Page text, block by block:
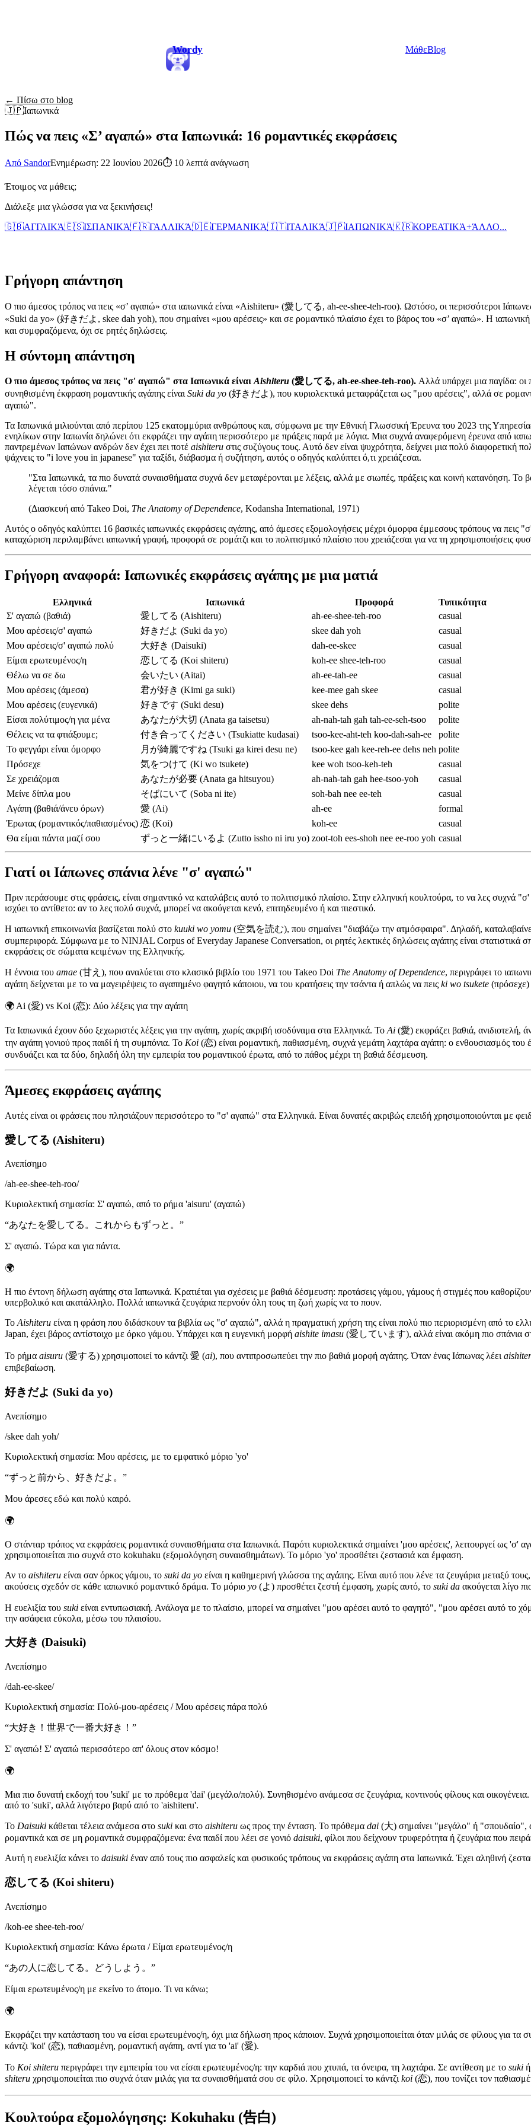
Wordy ΜάθεBlog
← Πίσω στο blog
🇯🇵Ιαπωνικά
Πώς να πεις «Σ’ αγαπώ» στα Ιαπωνικά: 16 ρομαντικές εκφράσεις
Από SandorΕνημέρωση: 22 Ιουνίου 2026⏱ 10 λεπτά ανάγνωση
Έτοιμος να μάθεις;
Διάλεξε μια γλώσσα για να ξεκινήσεις!
🇬🇧ΑΓΓΛΙΚΆ🇪🇸ΙΣΠΑΝΙΚΆ🇫🇷ΓΑΛΛΙΚΆ🇩🇪ΓΕΡΜΑΝΙΚΆ🇮🇹ΙΤΑΛΙΚΆ🇯🇵ΙΑΠΩΝΙΚΆ🇰🇷ΚΟΡΕΑΤΙΚΆ+ΆΛΛΟ...
Γρήγορη απάντηση
Ο πιο άμεσος τρόπος να πεις «σ’ αγαπώ» στα ιαπωνικά είναι «Aishiteru» (愛してる, ah-ee-shee-teh-roo). Ωστόσο, οι περισσότεροι
«Suki da yo» (好きだよ, skee dah yoh), που σημαίνει «μου αρέσεις» και σε ρομαντικό πλαίσιο έχει το βάρος του «σ’ αγαπώ». Η
και συμφραζόμενα, όχι σε ρητές δηλώσεις.
Η σύντομη απάντηση
Ο πιο άμεσος τρόπος να πεις "σ' αγαπώ" στα Ιαπωνικά είναιAishiteru (愛してる, ah-ee-shee-teh-roo). Αλλά υπάρχει μια παγίδα:
συνηθισμένη έκφραση ρομαντικής αγάπης είναιSuki da yo (好きだよ), που κυριολεκτικά μεταφράζεται ως "μου αρέσεις", αλλά σε
αγαπώ".
Τα Ιαπωνικά μιλιούνται από περίπου 125 εκατομμύρια ανθρώπους και, σύμφωνα με την Εθνική Γλωσσική Έρευνα του 2023 της
ενηλίκων στην Ιαπωνία δηλώνει ότι εκφράζει την αγάπη περισσότερο με πράξεις παρά με λόγια. Μια συχνά αναφερόμενη έρευνα από
παντρεμένων Ιαπώνων ανδρών δεν έχει πει ποτέ aishiteru στις συζύγους τους. Αυτό δεν είναι ψυχρότητα, δείχνει μια πολύ διαφορετική
ψάχνεις το "i love you in japanese" για ταξίδι, διάβασμα ή συζήτηση, αυτός ο οδηγός καλύπτει ό,τι χρειάζεσαι.
"Στα Ιαπωνικά, τα πιο δυνατά συναισθήματα συχνά δεν μεταφέρονται με λέξεις, αλλά με σιωπές, πράξεις και κοινή κατανόηση. Το
λέγεται τόσο σπάνια."
(Διασκευή από Takeo Doi, The Anatomy of Dependence, Kodansha International, 1971)
Αυτός ο οδηγός καλύπτει 16 βασικές ιαπωνικές εκφράσεις αγάπης, από άμεσες εξομολογήσεις μέχρι όμορφα έμμεσους τρόπους να πεις
καταχώριση περιλαμβάνει ιαπωνική γραφή, προφορά σε ρομάτζι και το πολιτισμικό πλαίσιο που χρειάζεσαι για να τη χρησιμοποιήσεις
Γρήγορη αναφορά: Ιαπωνικές εκφράσεις αγάπης με μια ματιά
Ελληνικά Ιαπωνικά Προφορά
Τυπικότητα
Σ' αγαπώ (βαθιά)
愛してる (Aishiteru) ah-ee-shee-teh-roo
casual
Μου αρέσεις/σ' αγαπώ
好きだよ (Suki da yo) skee dah yoh
casual
Μου αρέσεις/σ' αγαπώ πολύ
大好き (Daisuki) dah-ee-skee
casual
Είμαι ερωτευμένος/η
恋してる (Koi shiteru) koh-ee shee-teh-roo
casual
Θέλω να σε δω
会いたい (Aitai) ah-ee-tah-ee
casual
Μου αρέσεις (άμεσα)
君が好き (Kimi ga suki) kee-mee gah skee
casual
Μου αρέσεις (ευγενικά)
好きです (Suki desu) skee dehs
polite
Είσαι πολύτιμος/η για μένα
あなたが大切 (Anata ga taisetsu) ah-nah-tah gah tah-ee-seh-tsoo
polite
Θέλεις να τα φτιάξουμε;
付き合ってください (Tsukiatte kudasai) tsoo-kee-aht-teh koo-dah-sah-ee
polite
Το φεγγάρι είναι όμορφο
月が綺麗ですね (Tsuki ga kirei desu ne) tsoo-kee gah kee-reh-ee dehs neh polite
Πρόσεχε
気をつけて (Ki wo tsukete) kee woh tsoo-keh-teh
casual
Σε χρειάζομαι
あなたが必要 (Anata ga hitsuyou) ah-nah-tah gah hee-tsoo-yoh
casual
Μείνε δίπλα μου
そばにいて (Soba ni ite) soh-bah nee ee-teh
casual
Αγάπη (βαθιά/άνευ όρων)
愛 (Ai) ah-ee
formal
Έρωτας (ρομαντικός/παθιασμένος) 恋 (Koi) koh-ee
casual
Θα είμαι πάντα μαζί σου
ずっと一緒にいるよ (Zutto issho ni iru yo) zoot-toh ees-shoh nee ee-roo yoh casual
Γιατί οι Ιάπωνες σπάνια λένε "σ' αγαπώ"
Πριν περάσουμε στις φράσεις, είναι σημαντικό να καταλάβεις αυτό το πολιτισμικό πλαίσιο. Στην ελληνική κουλτούρα, το να λες συχνά
ισχύει το αντίθετο: αν το λες πολύ συχνά, μπορεί να ακούγεται κενό, επιτηδευμένο ή και πιεστικό.
Η ιαπωνική επικοινωνία βασίζεται πολύ στο kuuki wo yomu (空気を読む), που σημαίνει "διαβάζω την ατμόσφαιρα". Δηλαδή,
συμπεριφορά. Σύμφωνα με το NINJAL Corpus of Everyday Japanese Conversation, οι ρητές λεκτικές δηλώσεις αγάπης είναι στατιστικά
εκφράσεις σε σώματα κειμένων της Ελληνικής.
Η έννοια του amae (甘え), που αναλύεται στο κλασικό βιβλίο του 1971 του Takeo Doi The Anatomy of Dependence, περιγράφει το
αγάπη δείχνεται με το να μαγειρέψεις το αγαπημένο φαγητό κάποιου, να του κρατήσεις την τσάντα ή απλώς να πεις ki wo tsukete (πρόσεχε)
🌍 Ai (愛) vs Koi (恋): Δύο λέξεις για την αγάπη
Τα Ιαπωνικά έχουν δύο ξεχωριστές λέξεις για την αγάπη, χωρίς ακριβή ισοδύναμα στα Ελληνικά. Το Ai (愛) εκφράζει βαθιά,
την αγάπη γονιού προς παιδί ή τη συμπόνια. Το Koi (恋) είναι ρομαντική, παθιασμένη, συχνά γεμάτη λαχτάρα αγάπη: ο ενθουσιασμός
συνδυάζει και τα δύο, δηλαδή όλη την εμπειρία του ρομαντικού έρωτα, από το πάθος μέχρι τη βαθιά δέσμευση.
Άμεσες εκφράσεις αγάπης
Αυτές είναι οι φράσεις που πλησιάζουν περισσότερο το "σ' αγαπώ" στα Ελληνικά. Είναι δυνατές ακριβώς επειδή χρησιμοποιούνται με
愛してる (Aishiteru)
Ανεπίσημο
/ah-ee-shee-teh-roo/
Κυριολεκτική σημασία: Σ' αγαπώ, από το ρήμα 'aisuru' (αγαπώ)
“あなたを愛してる。これからもずっと。 ”
Σ' αγαπώ. Τώρα και για πάντα.
🌍
Η πιο έντονη δήλωση αγάπης στα Ιαπωνικά. Κρατιέται για σχέσεις με βαθιά δέσμευση: προτάσεις γάμου, γάμους ή στιγμές που
υπερβολικό και ακατάλληλο. Πολλά ιαπωνικά ζευγάρια περνούν όλη τους τη ζωή χωρίς να το πουν.
Το Aishiteru είναι η φράση που διδάσκουν τα βιβλία ως "σ' αγαπώ", αλλά η πραγματική χρήση της είναι πολύ πιο περιορισμένη από το
Japan, έχει βάρος αντίστοιχο με όρκο γάμου. Υπάρχει και η ευγενική μορφή aishite imasu (愛しています), αλλά είναι ακόμη πιο σπάνια
Το ρήμα aisuru (愛する) χρησιμοποιεί το κάντζι 愛 (ai), που αντιπροσωπεύει την πιο βαθιά μορφή αγάπης. Όταν ένας Ιάπωνας λέει
επιβεβαίωση.
好きだよ (Suki da yo)
Ανεπίσημο
/skee dah yoh/
Κυριολεκτική σημασία: Μου αρέσεις, με το εμφατικό μόριο 'yo'
“ずっと前から、好きだよ。 ”
Μου άρεσες εδώ και πολύ καιρό.
🌍
Ο στάνταρ τρόπος να εκφράσεις ρομαντικά συναισθήματα στα Ιαπωνικά. Παρότι κυριολεκτικά σημαίνει 'μου αρέσεις', λειτουργεί ως
χρησιμοποιείται πιο συχνά στο kokuhaku (εξομολόγηση συναισθημάτων). Το μόριο 'yo' προσθέτει ζεστασιά και έμφαση.
Αν το aishiteru είναι σαν όρκος γάμου, το suki da yo είναι η καθημερινή γλώσσα της αγάπης. Είναι αυτό που λένε τα ζευγάρια μεταξύ
ακούσεις σχεδόν σε κάθε ιαπωνικό ρομαντικό δράμα. Το μόριο yo (よ) προσθέτει ζεστή έμφαση, χωρίς αυτό, το suki da ακούγεται λίγο
Η ευελιξία του suki είναι εντυπωσιακή. Ανάλογα με το πλαίσιο, μπορεί να σημαίνει "μου αρέσει αυτό το φαγητό", "μου αρέσει αυτό το
την ασάφεια εύκολα, μέσω του πλαισίου.
大好き (Daisuki)
Ανεπίσημο
/dah-ee-skee/
Κυριολεκτική σημασία: Πολύ-μου-αρέσεις / Μου αρέσεις πάρα πολύ
“大好き！世界で一番大好き！ ”
Σ' αγαπώ! Σ' αγαπώ περισσότερο απ' όλους στον κόσμο!
🌍
Μια πιο δυνατή εκδοχή του 'suki' με το πρόθεμα 'dai' (μεγάλο/πολύ). Συνηθισμένο ανάμεσα σε ζευγάρια, κοντινούς φίλους και
από το 'suki', αλλά λιγότερο βαρύ από το 'aishiteru'.
Το Daisuki κάθεται τέλεια ανάμεσα στο suki και στο aishiteru ως προς την ένταση. Το πρόθεμα dai (大) σημαίνει "μεγάλο" ή "σπουδαίο",
ρομαντικά και σε μη ρομαντικά συμφραζόμενα: ένα παιδί που λέει σε γονιό daisuki, φίλοι που δείχνουν τρυφερότητα ή ζευγάρια που
Αυτή η ευελιξία κάνει το daisuki έναν από τους πιο ασφαλείς και φυσικούς τρόπους να εκφράσεις αγάπη στα Ιαπωνικά. Έχει αληθινή
恋してる (Koi shiteru)
Ανεπίσημο
/koh-ee shee-teh-roo/
Κυριολεκτική σημασία: Κάνω έρωτα / Είμαι ερωτευμένος/η
“あの人に恋してる。どうしよう。 ”
Είμαι ερωτευμένος/η με εκείνο το άτομο. Τι να κάνω;
🌍
Εκφράζει την κατάσταση του να είσαι ερωτευμένος/η, όχι μια δήλωση προς κάποιον. Συχνά χρησιμοποιείται όταν μιλάς σε φίλους για
κάντζι 'koi' (恋), παθιασμένη, ρομαντική αγάπη, αντί για το 'ai' (愛).
Το Koi shiteru περιγράφει την εμπειρία του να είσαι ερωτευμένος/η: την καρδιά που χτυπά, τα όνειρα, τη λαχτάρα. Σε αντίθεση με το suki
shiteru χρησιμοποιείται πιο συχνά όταν μιλάς για τα συναισθήματά σου σε φίλο. Χρησιμοποιεί το κάντζι koi (恋), που τονίζει τον
Κουλτούρα εξομολόγησης: Kokuhaku (告白)